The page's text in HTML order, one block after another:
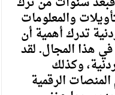
والمعلومات
تدرك أهمية أن
هذا المجال. لقد
وكذلك
الرقمية